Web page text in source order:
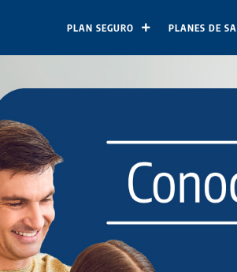
PLAN SEGURO PLANES DE